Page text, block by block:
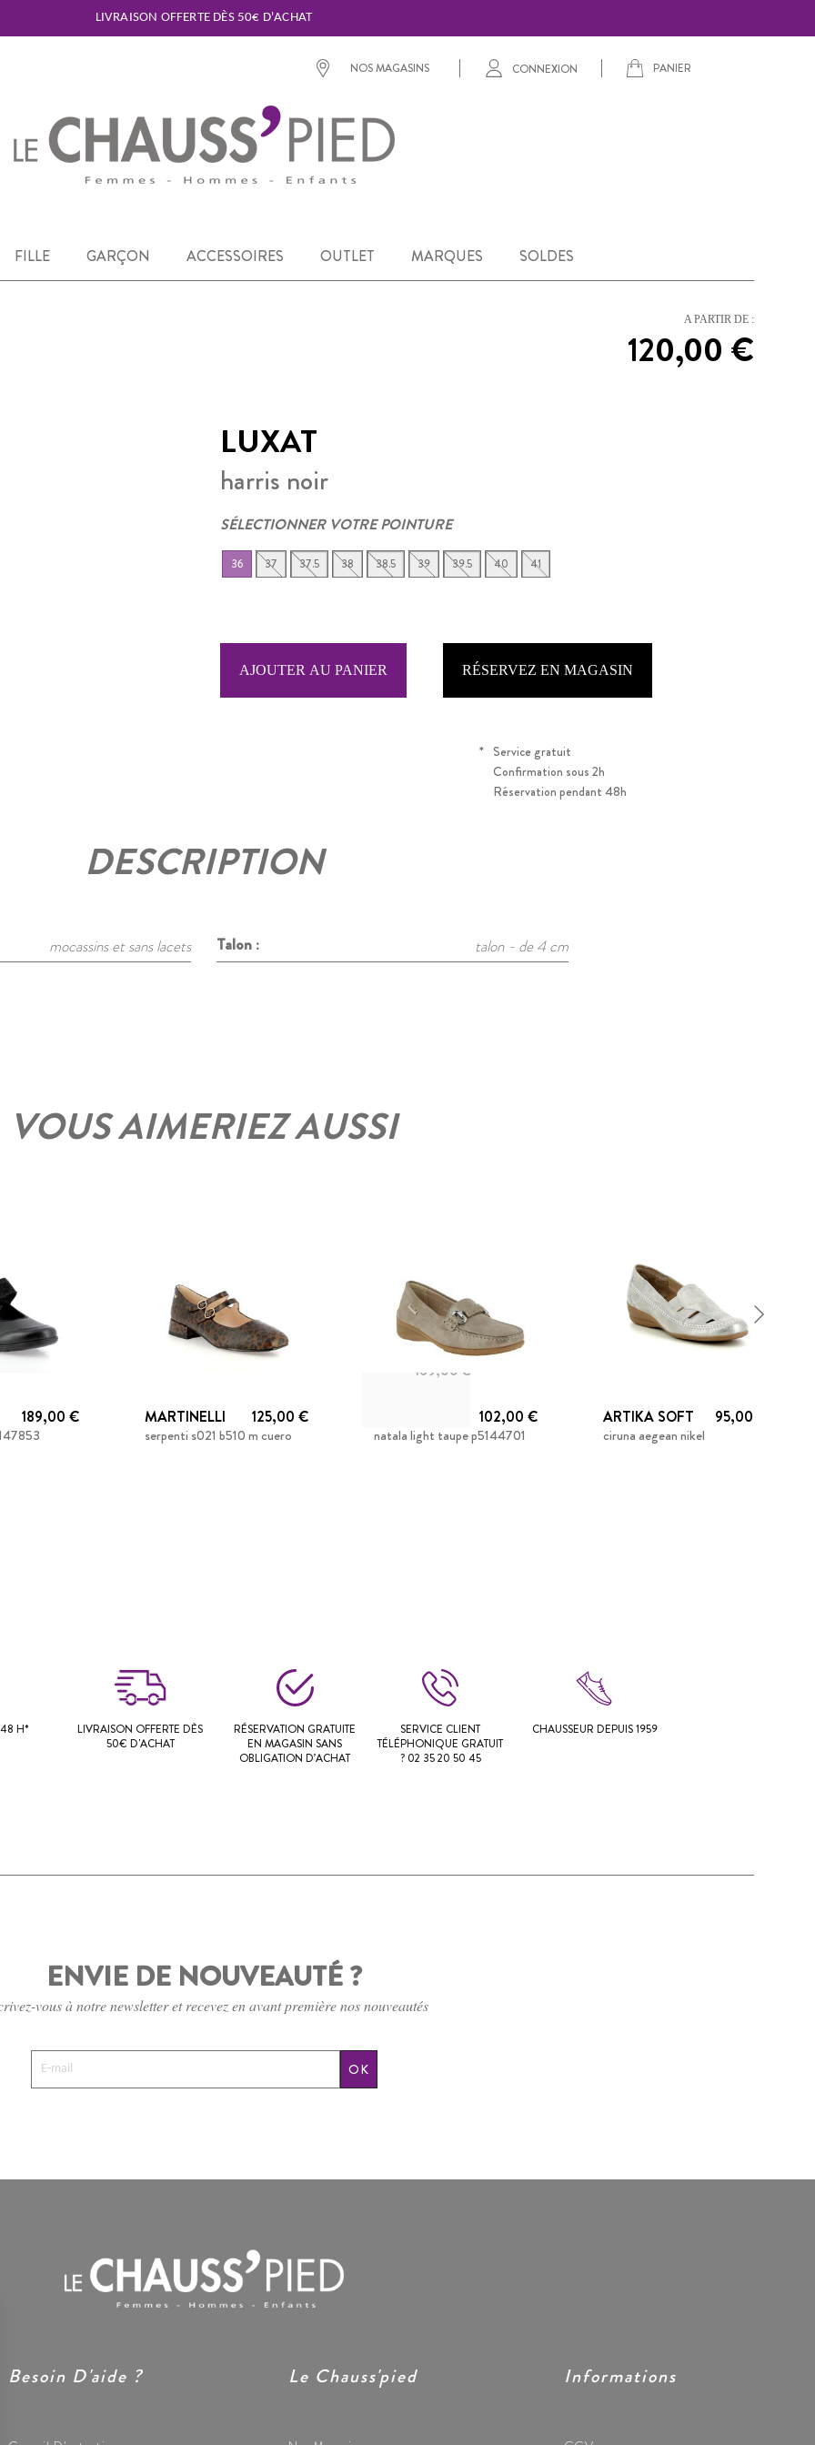
LIVRAISON OFFERTE DÈS 50€ D'ACHAT
NOS MAGASINS CONNEXION PANIER
FILLE GARÇON ACCESSOIRES OUTLET MARQUES SOLDES
LUXAT
harris noir
SÉLECTIONNER VOTRE POINTURE
36 37 37.5 38 38.5 39 39.5 40 41
RÉSERVEZ EN MAGASIN
* Service gratuit
Confirmation sous 2h
Réservation pendant 48h
A PARTIR DE :
120,00 €
DESCRIPTION
mocassins et sans lacets Talon : talon - de 4 cm
VOUS AIMERIEZ AUSSI
189,00 € MARTINELLI 125,00 €
serpenti s021 b510 m cuero
169,00 €
102,00 €
natala light taupe p5144701
ARTIKA SOFT 95,00 €
ciruna aegean nikel
H*
LIVRAISON OFFERTE DÈS
50€ D'ACHAT
RÉSERVATION GRATUITE
EN MAGASIN SANS
OBLIGATION D’ACHAT
SERVICE CLIENT
TÉLÉPHONIQUE GRATUIT
? 02 35 20 50 45
CHAUSSEUR DEPUIS 1959
ENVIE DE NOUVEAUTÉ ?
vous à notre newsletter et recevez en avant première nos nouveautés
OK
Besoin D'aide ? Le Chauss'pied Informations